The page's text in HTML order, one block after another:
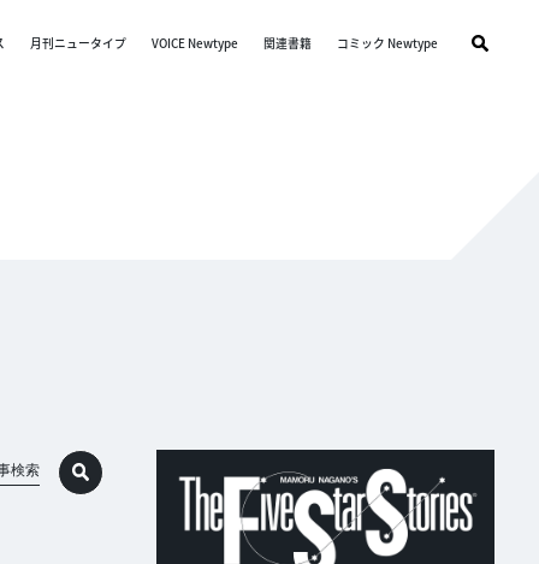
月刊ニュータイプ VOICE Newtype 関連書籍 コミック Newtype
検索